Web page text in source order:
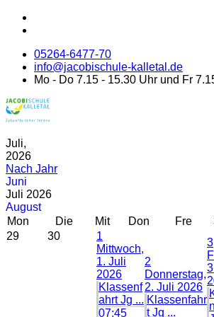
05264-6477-70
info@jacobischule-kalletal.de
Mo - Do 7.15 - 15.30 Uhr und Fr
Juli,
2026
Nach Jahr
Juni
Juli 2026
August
Mon
Die Mit Don Fre
29
30
1
Mittwoch,
1. Juli
2026
Klassenf
ahrt Jg ...
07:45
2
Donnerstag,
2. Juli 2026
Klassenfahr
t Jg ...
3